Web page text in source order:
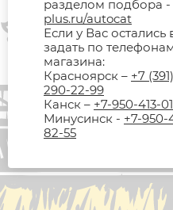
разделом подбора -
plus.ru/autocat
Если у Вас
задать по
магазина:
Красноярск – +7
290-22-99
Канск – +7-950-413-
Минусинск - +7-950-
82-55